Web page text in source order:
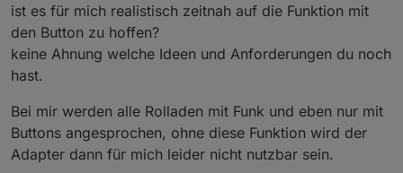
ist es für mich realistisch zeitnah auf die Funktion mit
den Button zu hoffen?
keine Ahnung welche Ideen und Anforderungen du noch
hast.
Bei mir werden alle Rolladen mit Funk und eben nur mit
Buttons angesprochen, ohne diese Funktion wird der
Adapter dann für mich leider nicht nutzbar sein.